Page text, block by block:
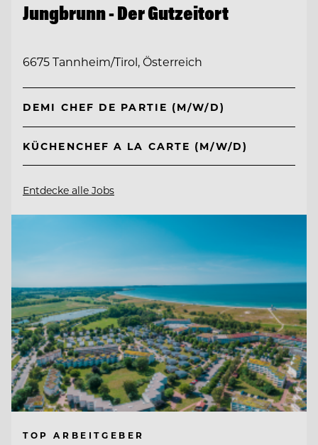
Jungbrunn - Der Gutzeitort
6675 Tannheim/Tirol, Österreich
DEMI CHEF DE PARTIE (M/W/D)
KÜCHENCHEF A LA CARTE (M/W/D)
Entdecke alle Jobs
TOP ARBEITGEBER